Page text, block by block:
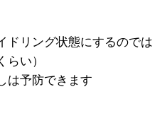
ドリング状態にするのでは
い）
は予防できます